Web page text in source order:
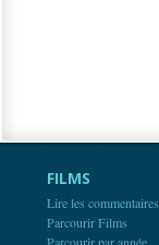
FILMS
Lire les commentaires
Parcourir Films